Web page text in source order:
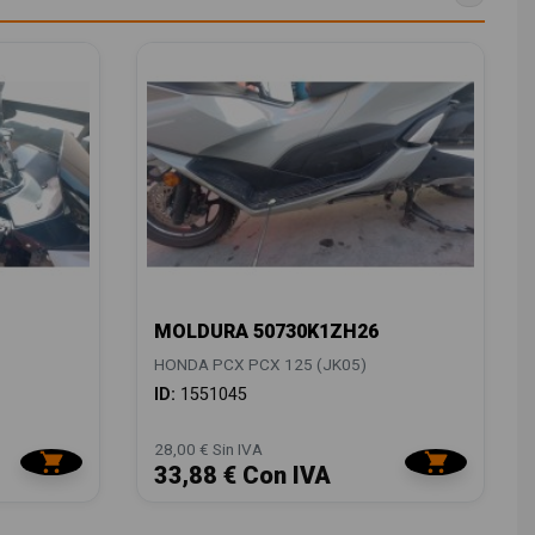
MOLDURA 50730K1ZH26
HONDA PCX PCX 125 (JK05)
ID: 1551045
28,00 € Sin IVA
33,88 € Con IVA